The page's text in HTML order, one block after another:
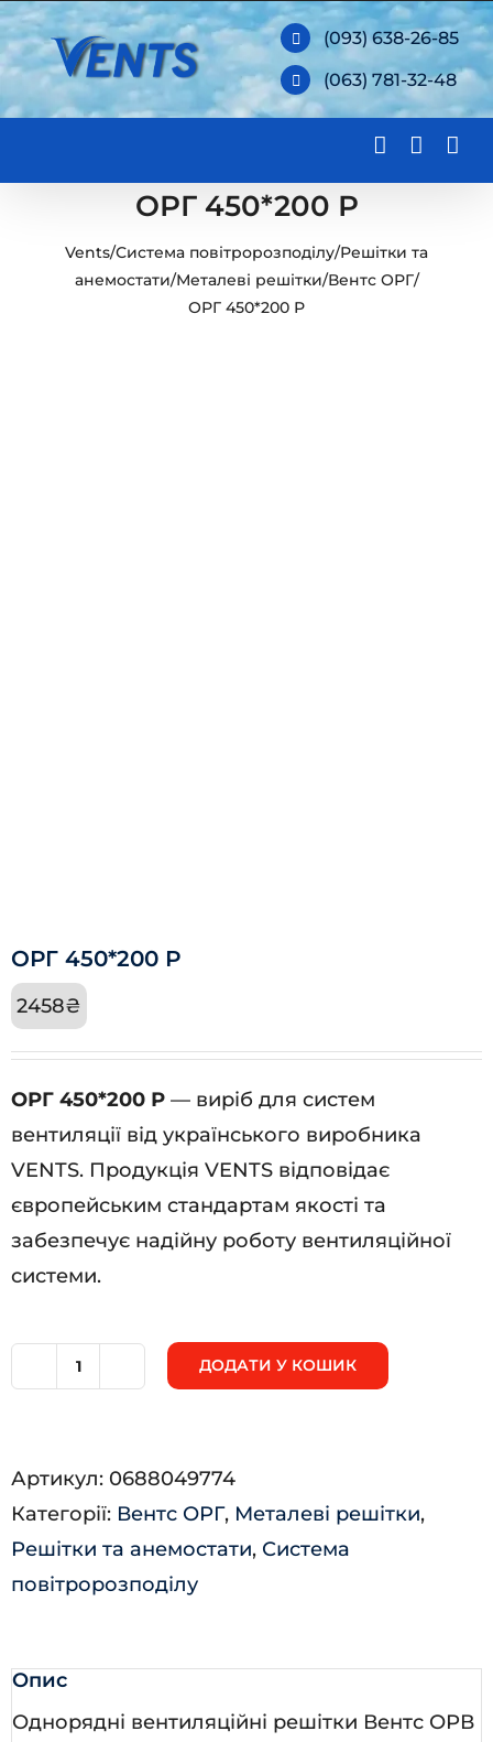
Skip
to
content
(093) 638-26-85
(063) 781-32-48
ОРГ 450*200 Р
Vents/Система повітророзподілу/Решітки та
анемостати/Металеві решітки/Вентс ОРГ/
ОРГ 450*200 Р
ОРГ 450*200 Р
2458₴
ОРГ 450*200 Р — виріб для систем
вентиляції від українського виробника
VENTS. Продукція VENTS відповідає
європейським стандартам якості та
забезпечує надійну роботу вентиляційної
системи.
кількість
ДОДАТИ У КОШИК
Артикул: 0688049774
Категорії: Вентс ОРГ, Металеві решітки,
Решітки та анемостати, Система
повітророзподілу
Опис
Однорядні вентиляційні решітки Вентс ОРВ